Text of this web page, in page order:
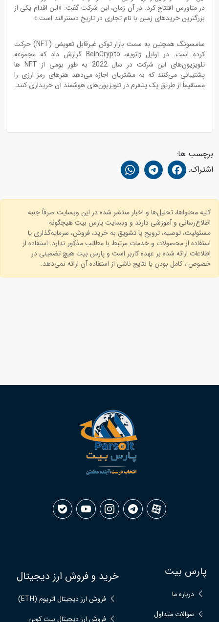
در متاورس افتتاح کرد. در آن زمان، این شرکت گفت: «این اقدام یکی از
بزرگترین خریدهای زمین با نام تجاری در تاریخ دسنترالند است.»
سامسونگ همچنین به سمت بازار توکن غیرقابل تعویض (NFT) حرکت
کرده است. در اوایل ژانویه، BeInCrypto گزارش داد که مجموعه
تلویزیون‌های این شرکت در سال 2022 به طور بومی از NFT ها
پشتیبانی می‌‌کنند که به مشتریان اجازه می‌‌دهد هنرهای رمز ارزی را
مستقیماً از طریق یک پلتفرم در تلویزیون‌های هوشمند آن خریداری کنند.
برچسب ها:
اشتراک:
کلیه محتواها، تحلیل‌ها و اخبار منتشر شده در این وبسایت صرفاً جنبه
اطلاع‌رسانی و آموزشی دارند و وبسایت پارس بیت هیچگونه
مسئولیت، توصیه، ترویج یا تشویق به خرید، فروش، سرمایه‌گذاری یا
استفاده از محصولات و خدمات مرتبط با مطالب مذکور ندارد. استفاده از
اطلاعات ارائه شده بر عهده کاربر است و پارس بیت هیچ تضمینی در
خصوص ، کامل بودن یا نتایج ناشی از استفاده آن ارائه نمی‌دهد.
پارس بیت
درباره ما
سوالات متداول
خرید و فروش ارز دیجیتال
فروش ارز دیجیتال اتریوم (ETH)
فروش ارز دیجیتال بیت کوین